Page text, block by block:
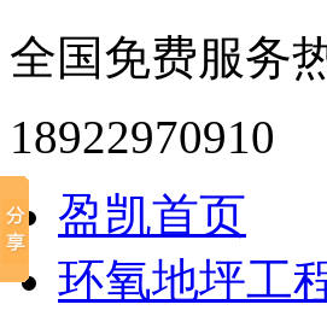
全国免费服务
18922970910
盈凯首页
环氧地坪工